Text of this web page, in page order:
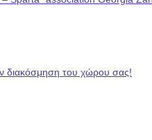
διακόσμηση του χώρου σας!